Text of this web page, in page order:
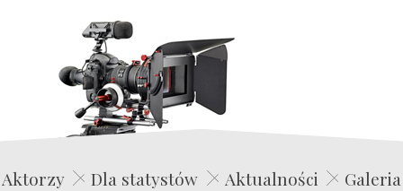
Edwin Film Agencja Aktorska
Aktorzy Dla statystów Aktualności
Galeria